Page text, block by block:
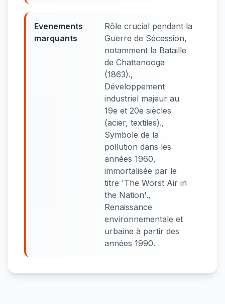
Evenements
marquants
Rôle crucial pendant la
Guerre de Sécession,
notamment la Bataille
de Chattanooga
(1863).,
Développement
industriel majeur au
19e et 20e siècles
(acier, textiles).,
Symbole de la
pollution dans les
années 1960,
immortalisée par le
titre 'The Worst Air in
the Nation'.,
Renaissance
environnementale et
urbaine à partir des
années 1990.